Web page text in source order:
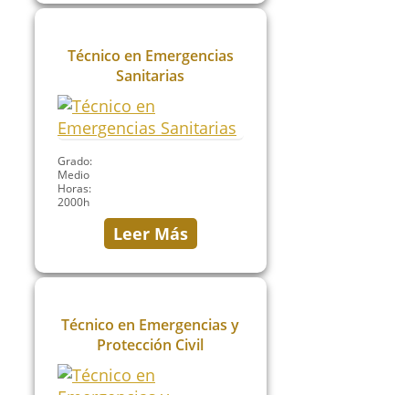
Técnico en Emergencias
Sanitarias
Grado:
Medio
Horas:
2000h
Leer Más
Técnico en Emergencias y
Protección Civil